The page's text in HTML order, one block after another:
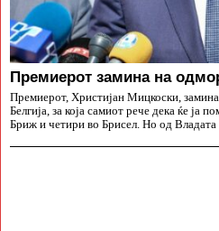
Премиерот замина на
Премиерот, Христијан Мицкоски, замина
Белгија, за која самиот рече дека ќе ја
Бриж и четири во Брисел. Но од Владата